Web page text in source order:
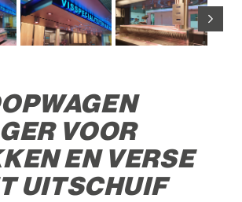
VOOR
EN VERSE
UITSCHUIF